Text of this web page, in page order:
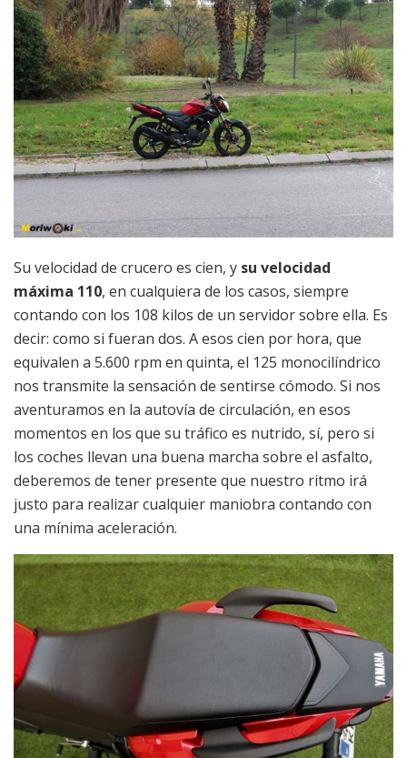
Su velocidad de crucero es cien, y su velocidad
máxima 110, en cualquiera de los casos, siempre
contando con los 108 kilos de un servidor sobre ella. Es
decir: como si fueran dos. A esos cien por hora, que
equivalen a 5.600 rpm en quinta, el 125 monocilíndrico
nos transmite la sensación de sentirse cómodo. Si nos
aventuramos en la autovía de circulación, en esos
momentos en los que su tráfico es nutrido, sí, pero si
los coches llevan una buena marcha sobre el asfalto,
deberemos de tener presente que nuestro ritmo irá
justo para realizar cualquier maniobra contando con
una mínima aceleración.